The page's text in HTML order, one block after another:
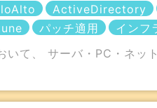
ActiveDirectory
パッチ適用
インフ
て、 サーバ・PC・ネッ